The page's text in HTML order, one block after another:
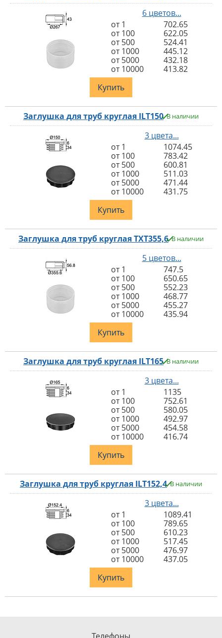
6 цветов...
от 1
702.65
от 100
622.05
от 500
524.41
от 1000
445.12
от 5000
432.18
от 10000
413.82
Купить
Заглушка для труб круглая ILT150 В наличии
3 цвета...
от 1
1074.45
от 100
783.42
от 500
600.81
от 1000
511.03
от 5000
471.44
от 10000
431.75
Купить
Заглушка для труб круглая TXT355,6 В наличии
5 цветов...
от 1
747.5
от 100
650.65
от 500
552.23
от 1000
468.77
от 5000
455.27
от 10000
435.94
Купить
Заглушка для труб круглая ILT165 В наличии
3 цвета...
от 1
1135
от 100
752.61
от 500
580.05
от 1000
492.97
от 5000
454.58
от 10000
416.74
Купить
Заглушка для труб круглая ILT152,4 В наличии
3 цвета...
от 1
1089.41
от 100
789.65
от 500
610.23
от 1000
517.45
от 5000
476.97
от 10000
437.05
Купить